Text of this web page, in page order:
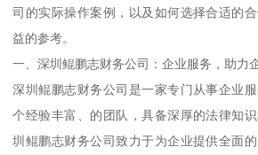
司的实际操作案例，以及如何选择合适的
益的参考。
一、深圳鲲鹏志财务公司：企业服务，助力
深圳鲲鹏志财务公司是一家专门从事企业
个经验丰富、的团队，具备深厚的法律知
圳鲲鹏志财务公司致力于为企业提供全面